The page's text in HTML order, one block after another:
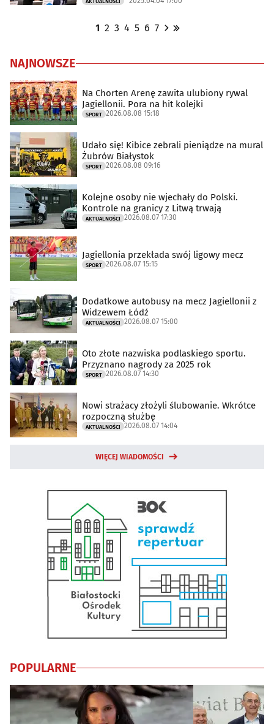
AKTUALNOŚCI
1 2 3 4 5 6 7
NAJNOWSZE
Na Chorten Arenę zawita ulubiony rywal
Jagiellonii. Pora na hit kolejki
SPORT 2026.08.08 15:18
Udało się! Kibice zebrali pieniądze na mural
Żubrów Białystok
SPORT 2026.08.08 09:16
Kolejne osoby nie wjechały do Polski.
Kontrole na granicy z Litwą trwają
AKTUALNOŚCI 2026.08.07 17:30
Jagiellonia przekłada swój ligowy mecz
SPORT 2026.08.07 15:15
Dodatkowe autobusy na mecz Jagiellonii z
Widzewem Łódź
AKTUALNOŚCI 2026.08.07 15:00
Oto złote nazwiska podlaskiego sportu.
Przyznano nagrody za 2025 rok
SPORT 2026.08.07 14:30
Nowi strażacy złożyli ślubowanie. Wkrótce
rozpoczną służbę
AKTUALNOŚCI 2026.08.07 14:04
WIĘCEJ WIADOMOŚCI
POPULARNE